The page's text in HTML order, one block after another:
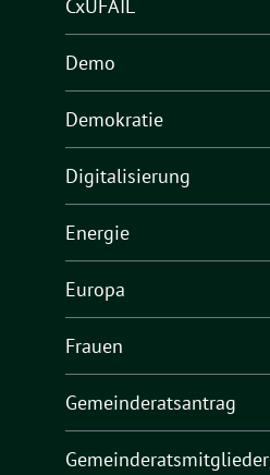
CxUFAIL
Demo
Demokratie
Digitalisierung
Energie
Europa
Frauen
Gemeinderatsantrag
Gemeinderatsmitglieder